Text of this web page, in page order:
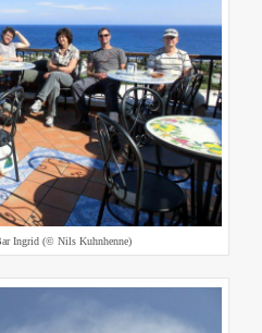
Ingrid (© Nils Kuhnhenne)